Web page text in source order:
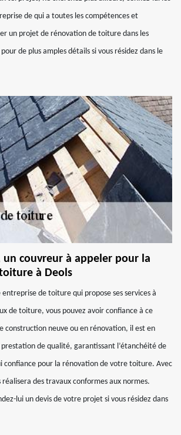
de qui a toutes les compétences et
un projet de rénovation de toiture dans les
de plus amples détails si vous résidez dans le
un couvreur à appeler pour la
à Deols
de toiture qui propose ses services à
de toiture, vous pouvez avoir confiance à ce
construction neuve ou en rénovation, il est en
de qualité, garantissant l’étanchéité de
confiance pour la rénovation de votre toiture. Avec
réalisera des travaux conformes aux normes.
lui un devis de votre projet si vous résidez dans